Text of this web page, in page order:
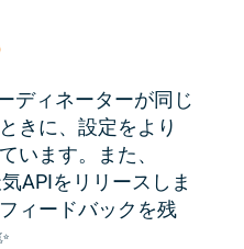
ディネーターが同じ
きに、設定をより
います。また、
APIをリリースしま
ィードバックを残